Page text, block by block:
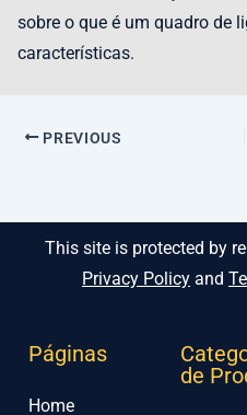
sobre o que é um quadro de
características.
PREVIOUS
This site is protected by
Privacy Policy and
Páginas
Home
de